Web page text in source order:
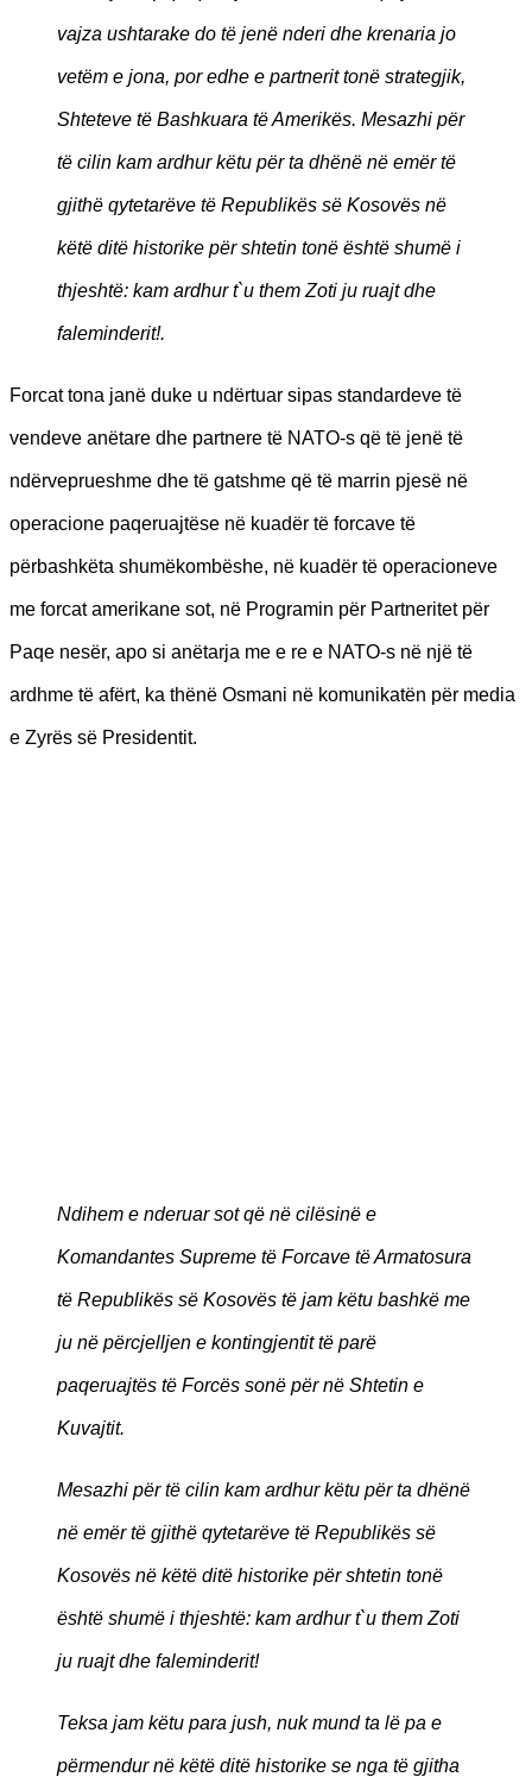
vajza ushtarake do të jenë nderi dhe krenaria jo
vetëm e jona, por edhe e partnerit tonë strategjik,
Shteteve të Bashkuara të Amerikës. Mesazhi për
të cilin kam ardhur këtu për ta dhënë në emër të
gjithë qytetarëve të Republikës së Kosovës në
këtë ditë historike për shtetin tonë është shumë i
thjeshtë: kam ardhur t`u them Zoti ju ruajt dhe
faleminderit!.
Forcat tona janë duke u ndërtuar sipas standardeve të
vendeve anëtare dhe partnere të NATO-s që të jenë të
ndërveprueshme dhe të gatshme që të marrin pjesë në
operacione paqeruajtëse në kuadër të forcave të
përbashkëta shumëkombëshe, në kuadër të operacioneve
me forcat amerikane sot, në Programin për Partneritet për
Paqe nesër, apo si anëtarja me e re e NATO-s në një të
ardhme të afërt, ka thënë Osmani në komunikatën për media
e Zyrës së Presidentit.
Ndihem e nderuar sot që në cilësinë e
Komandantes Supreme të Forcave të Armatosura
të Republikës së Kosovës të jam këtu bashkë me
ju në përcjelljen e kontingjentit të parë
paqeruajtës të Forcës sonë për në Shtetin e
Kuvajtit.
Mesazhi për të cilin kam ardhur këtu për ta dhënë
në emër të gjithë qytetarëve të Republikës së
Kosovës në këtë ditë historike për shtetin tonë
është shumë i thjeshtë: kam ardhur t`u them Zoti
ju ruajt dhe faleminderit!
Teksa jam këtu para jush, nuk mund ta lë pa e
përmendur në këtë ditë historike se nga të gjitha